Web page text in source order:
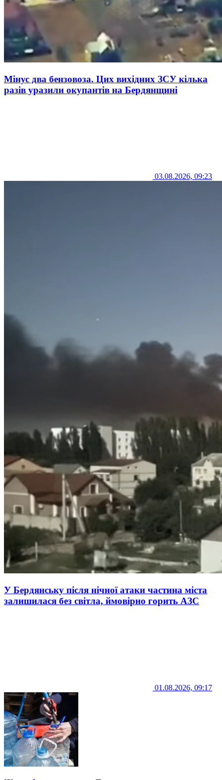
Мінус два бензовоза. Цих вихідних ЗСУ кілька
разів уразили окупантів на Бердянщині
03.08.2026, 09:23
У Бердянську після нічної атаки частина міста
залишилася без світла, ймовірно горить АЗС
01.08.2026, 09:17